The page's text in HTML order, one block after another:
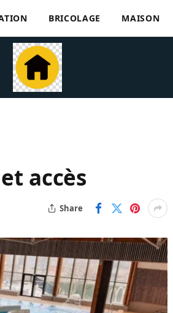
BRICOLAGE MAISON
accès
Share